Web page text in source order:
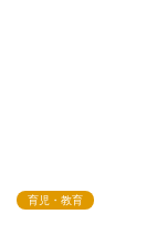
育児・教育